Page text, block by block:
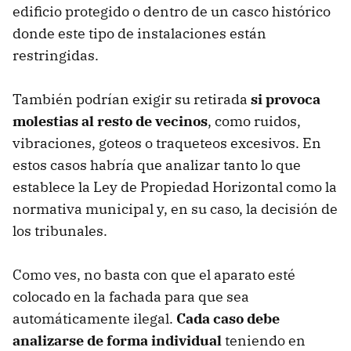
edificio protegido o dentro de un casco histórico
donde este tipo de instalaciones están
restringidas.
También podrían exigir su retirada si provoca
molestias al resto de vecinos, como ruidos,
vibraciones, goteos o traqueteos excesivos. En
estos casos habría que analizar tanto lo que
establece la Ley de Propiedad Horizontal como la
normativa municipal y, en su caso, la decisión de
los tribunales.
Como ves, no basta con que el aparato esté
colocado en la fachada para que sea
automáticamente ilegal. Cada caso debe
analizarse de forma individualteniendo en